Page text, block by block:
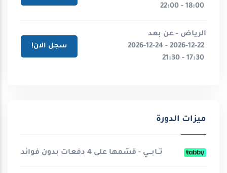
الرياض - عن بعد
سجل الان!
ميزات الدورة
تــابـــي - قسّمها على 4 دفعات بدون فوائد